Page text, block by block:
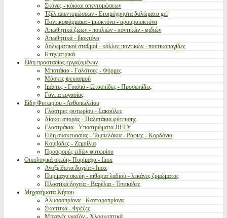
Σκόνες - κόκκοι απεντομώσεων
Τζέλ απεντομώσεων - Ετοιμόχρηστα δολώματα gel
Ποντικοφάρμακα - μυοκτόνα - αρουραιοκτόνα
Απωθητικά ζώων - πουλιών - ποντικών - φιδιών
Απωθητικά - βιοκτόνα
Δολωματικοί σταθμοί - κόλλες ποντικών - ποντικοπαγίδες
Κτηνιατρικά
Είδη προστασίας εργαζομένων
Μποτάκια - Γαλότσες - Φόρμες
Μάσκες ψεκασμού
Ιμάντες - Γυαλιά - Ωτασπίδες - Προσωπίδες
Γάντια εργασίας
Είδη Φυτωρίου - Ανθοπωλείου
Γλάστρες φυτωρίου - Σακούλες
Δίσκοι σποράς - Παλετάκια φύτευσης
Γλαστράκια - Υποστρώματα JIFFY
Είδη συσκευασίας - Ταμπελάκια - Ράφιες - Κορδόνια
Κουβάδες - Ζεμπίλια
Προσφορές ειδών φυτωρίου
Οικολογικά σκεύη- Πυρίμαχα - Inox
Ανοξείδωτα δοχεία - Inox
Πυρίμαχα σκεύη - πιθάρια λαδιού - λεκάνες ζυμώματος
Πλαστικά δοχεία - Βαρέλια - Τενεκέδες
Μηχανήματα Κήπου
Αλυσσοπρίονα - Κονταροπρίονα
Σκαπτικά - Φρέζες
Μηχανές γκαζόν - Χλοοκοπτικά